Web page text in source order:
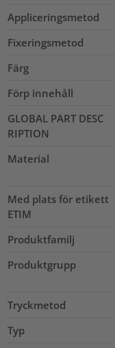
Appliceringsmetod
Fixeringsmetod
Färg
Förp innehåll
GLOBAL PART DESC
RIPTION
Material
Med plats för etikett
ETIM
Produktfamilj
Produktgrupp
Tryckmetod
Typ